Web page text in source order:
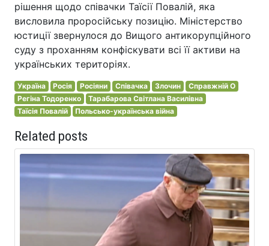
рішення щодо співачки Таїсії Повалій, яка
висловила проросійську позицію. Міністерство
юстиції звернулося до Вищого антикорупційного
суду з проханням конфіскувати всі її активи на
українських територіях.
Україна Росія Росіяни Співачка Злочин
Справжній О
Регіна Тодоренко
Тарабарова Світлана Василівна
Таїсія Повалій
Польсько-українська війна
Related posts